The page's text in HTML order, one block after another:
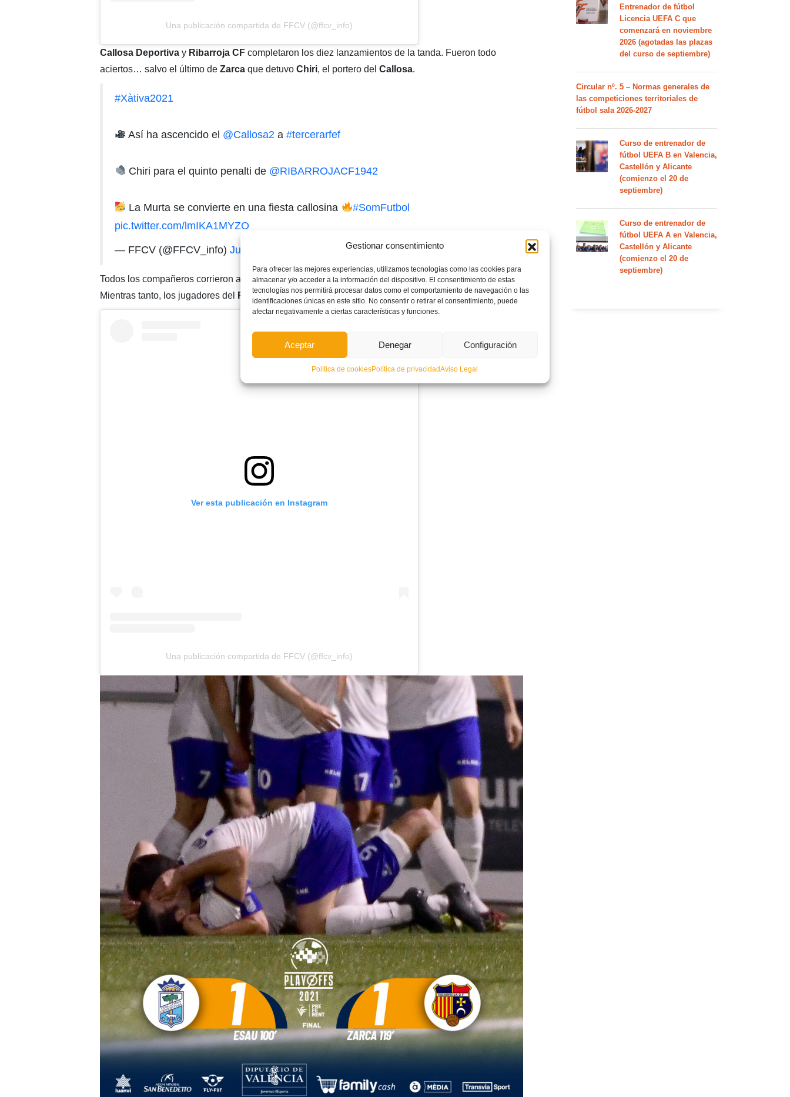
Gestionar consentimiento
Para ofrecer las mejores experiencias, utilizamos tecnologías como las cookies para
almacenar y/o acceder a la información del dispositivo. El consentimiento de estas
tecnologías nos permitirá procesar datos como el comportamiento de navegación o las
identificaciones únicas en este sitio. No consentir o retirar el consentimiento, puede
afectar negativamente a ciertas características y funciones.
Aceptar Denegar Configuración
Política de cookiesPolítica de privacidadAviso Legal
Una publicación compartida de FFCV (@ffcv_info)
Callosa Deportiva y Ribarroja CFcompletaron los diez lanzamientos de la tanda. Fueron todo
aciertos… salvo el último de Zarcaque detuvo Chiri, el portero del Callosa.
#Xàtiva2021
Así ha ascencido el @Callosa2 a#tercerarfef
Chiri para el quinto penalti de @RIBARROJACF1942
La Murta se convierte en una fiesta callosina
#SomFutbol
pic.twitter.com/lmIKA1MYZO
— FFCV (@FFCV_info) June 26, 2021
Todos los compañeros corrieron a abrazarle mientras los aficionados alicantinos estallaron de júbilo.
Mientras tanto, los jugadores del
Ribarroja CFlloraron desconsolados en el césped de La Murta.
Ver esta publicación en Instagram
Una publicación compartida de FFCV (@ffcv_info)
Entrenador de fútbol
Licencia UEFA C que
comenzará en noviembre
2026 (agotadas las plazas
del curso de septiembre)
Circular nº. 5 – Normas generales de
las competiciones territoriales de
fútbol sala 2026-2027
Curso de entrenador de
fútbol UEFA B en Valencia,
Castellón y Alicante
(comienzo el 20 de
septiembre)
Curso de entrenador de
fútbol UEFA A en Valencia,
Castellón y Alicante
(comienzo el 20 de
septiembre)